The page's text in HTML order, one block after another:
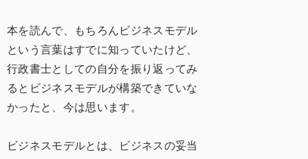
本を読んで、もちろんビジネスモデル
という言葉はすでに知っていたけど、
行政書士としての自分を振り返ってみ
るとビジネスモデルが構築できていな
かったと、今は思います。
ビジネスモデルとは、ビジネスの妥当